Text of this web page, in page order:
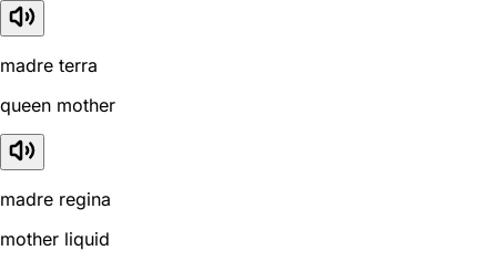
madre terra
queen mother
madre regina
mother liquid